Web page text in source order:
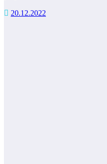
20.12.2022